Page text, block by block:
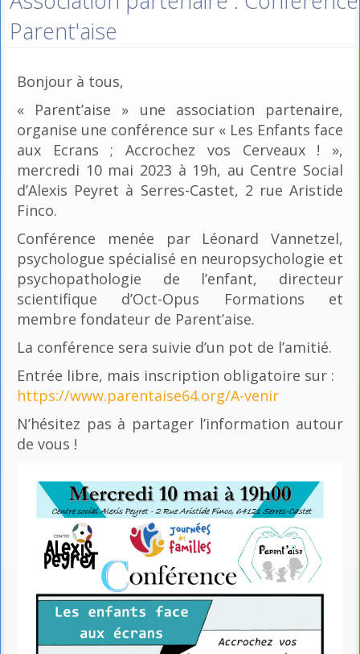
Parent'aise
Bonjour à tous,
« Parent’aise » une association partenaire,
organise une conférence sur « Les Enfants face
aux Ecrans ; Accrochez vos Cerveaux ! »,
mercredi 10 mai 2023 à 19h, au Centre Social
d’Alexis Peyret à Serres-Castet, 2 rue Aristide
Finco.
Conférence menée par Léonard Vannetzel,
psychologue spécialisé en neuropsychologie et
psychopathologie de l’enfant, directeur
scientifique d’Oct-Opus Formations et
membre fondateur de Parent’aise.
La conférence sera suivie d’un pot de l’amitié.
Entrée libre, mais inscription obligatoire sur :
https://www.parentaise64.org/A-venir
N’hésitez pas à partager l’information autour
de vous !